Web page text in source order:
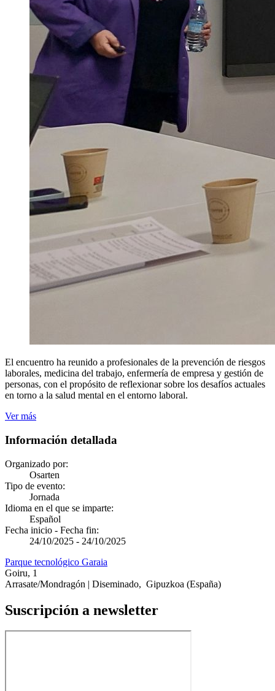
El encuentro ha reunido a profesionales de la prevención de riesgos
laborales, medicina del trabajo, enfermería de empresa y gestión de
personas, con el propósito de reflexionar sobre los desafíos actuales
en torno a la salud mental en el entorno laboral.
Ver más
Información detallada
Organizado por:
Osarten
Tipo de evento:
Jornada
Idioma en el que se imparte:
Español
Fecha inicio - Fecha fin:
24/10/2025 - 24/10/2025
Parque tecnológico Garaia
Goiru, 1
Arrasate/Mondragón | Diseminado, Gipuzkoa (España)
Suscripción a newsletter